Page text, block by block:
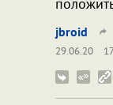
jbroid
29.06.20